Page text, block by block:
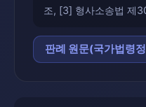
조, [3] 형사소송법 제
판례 원문(국가법령